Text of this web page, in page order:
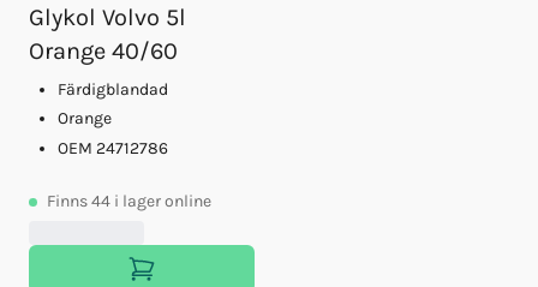
Glykol Volvo 5l
Orange 40/60
Färdigblandad
Orange
OEM 24712786
Finns44 i lager online